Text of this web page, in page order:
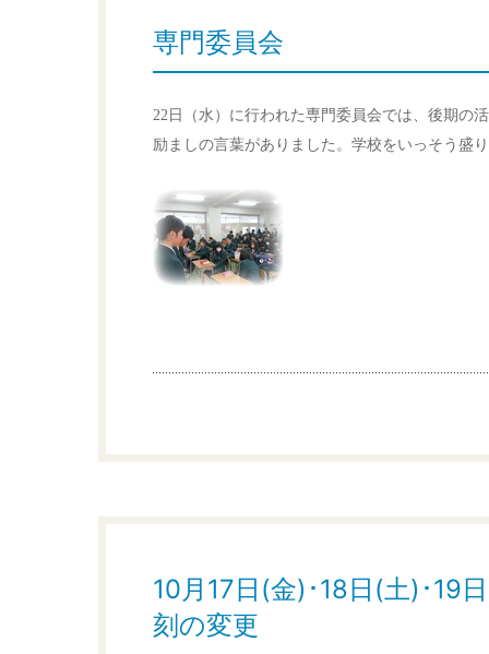
専門委員会
22日（水）に行われた専門委員会では、後期の
励ましの言葉がありました。学校をいっそう盛
10月17日(金)･18日(土)･19
刻の変更